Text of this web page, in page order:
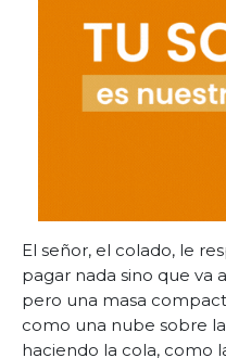
El señor, el colado, le
pagar nada sino que va
pero una masa
como una nube sobre
haciendo la cola, como